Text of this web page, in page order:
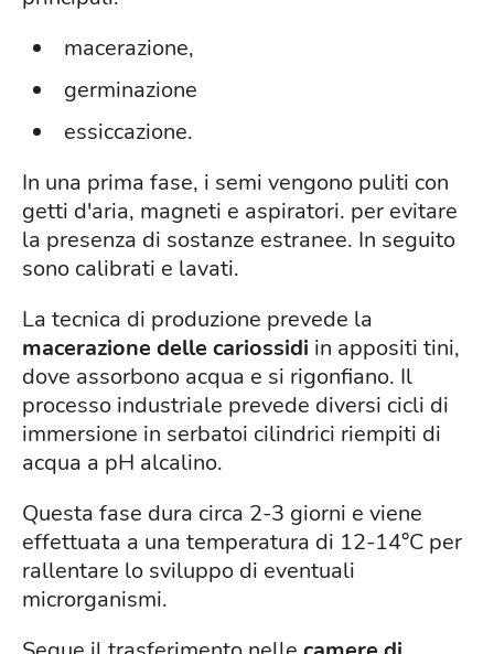
macerazione,
germinazione
essiccazione.
In una prima fase, i semi vengono puliti con
getti d'aria, magneti e aspiratori. per evitare
la presenza di sostanze estranee. In seguito
sono calibrati e lavati.
La tecnica di produzione prevede la
macerazione delle cariossidi in appositi tini,
dove assorbono acqua e si rigonfiano. Il
processo industriale prevede diversi cicli di
immersione in serbatoi cilindrici riempiti di
acqua a pH alcalino.
Questa fase dura circa 2-3 giorni e viene
effettuata a una temperatura di 12-14°C per
rallentare lo sviluppo di eventuali
microrganismi.